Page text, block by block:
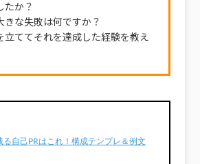
たか？
な失敗は何ですか？
ててそれを達成した経験を教え
る自己PRはこれ！構成テンプレ＆例文